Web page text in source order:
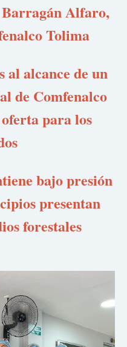
Alfaro,
Tolima
al alcance de un
de Comfenalco
para los
bajo presión
presentan
forestales